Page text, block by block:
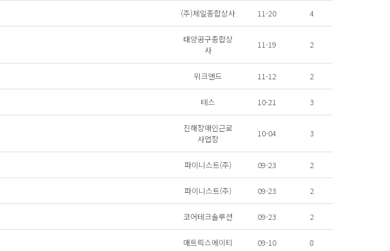
(주)제일종합상사 11-20 4
태양공구종합상
사
11-19 2
위크앤드 11-12 2
테스 10-21 3
진해장애인근로
사업장
10-04 3
파이니스트(주) 09-23 2
파이니스트(주) 09-23 2
코어테크솔루션 09-23 2
매트릭스에이티 09-10 8